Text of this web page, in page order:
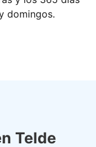
domingos.
Telde